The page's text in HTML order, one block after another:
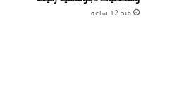
منذ 12 ساعة